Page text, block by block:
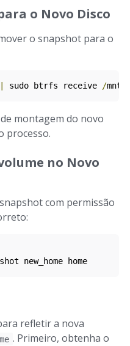
o Novo Disco
o snapshot para o
sudo btrfs receive /mnt
montagem do novo
processo.
no Novo
com permissão
new_home home
refletir a nova
. Primeiro, obtenha o